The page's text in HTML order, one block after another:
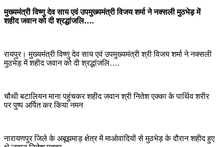
मुख्यमंत्री विष्णु देव साय एवं उपमुख्यमंत्री विजय शर्मा ने नक्सली मुठभेड़ में
शहीद जवान को दी श्रद्धांजलि….
रायपुर। मुख्यमंत्री विष्णु देव साय एवं उपमुख्यमंत्री श्री विजय शर्मा ने नक्सली
मुठभेड़ में शहीद जवान को दी श्रद्धांजलि….
चौथी बटालियन माना पहुंचकर शहीद जवान श्री नितेश एक्का के पार्थिव शरीर
पर पुष्प अर्पित कर किया नमन
नारायणपुर जिले के अबूझमाड़ क्षेत्र में माओवादियों से मुठभेड़ के दौरान शहीद हुए